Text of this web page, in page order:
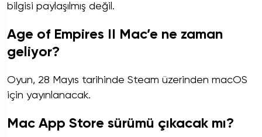
bilgisi paylaşılmış değil.
Age of Empires II Mac’e ne zaman
geliyor?
Oyun, 28 Mayıs tarihinde Steam üzerinden macOS
için yayınlanacak.
Mac App Store sürümü çıkacak mı?